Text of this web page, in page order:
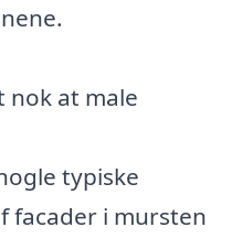
at male
typiske
facader i mursten